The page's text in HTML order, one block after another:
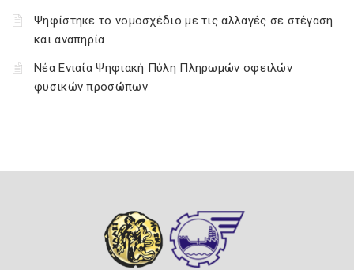
Ψηφίστηκε το νομοσχέδιο με τις αλλαγές σε στέγαση
και αναπηρία
Νέα Ενιαία Ψηφιακή Πύλη Πληρωμών οφειλών
φυσικών προσώπων